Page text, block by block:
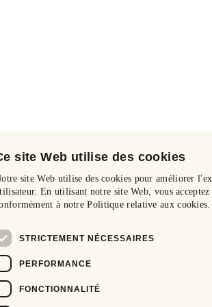
site Web utilise des cookies
site Web utilise des cookies pour améliorer
En utilisant notre site Web, vous acceptez
à notre Politique relative aux cookies.
STRICTEMENT NÉCESSAIRES
PERFORMANCE
FONCTIONNALITÉ